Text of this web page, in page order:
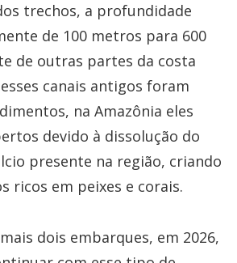
trechos, a profundidade
de 100 metros para 600
de outras partes da costa
canais antigos foram
na Amazônia eles
devido à dissolução do
presente na região, criando
ricos em peixes e corais.
dois embarques, em 2026,